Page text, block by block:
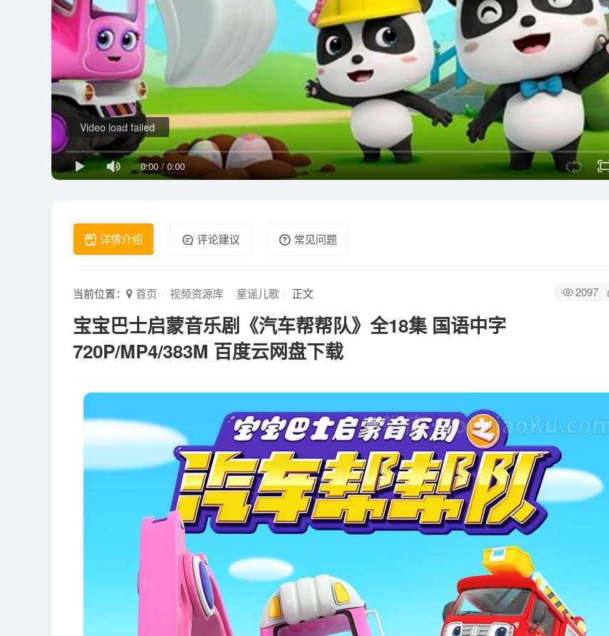
0:00 / 0:00
Video load failed
详情介绍 评论建议 常见问题
2097
当前位置： 首页 视频资源库 童谣儿歌 正文
宝宝巴士启蒙音乐剧《汽车帮帮队》全18集 国语中字
720P/MP4/383M 百度云网盘下载